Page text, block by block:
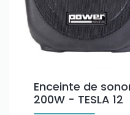
Enceinte de
200W - TESLA 12